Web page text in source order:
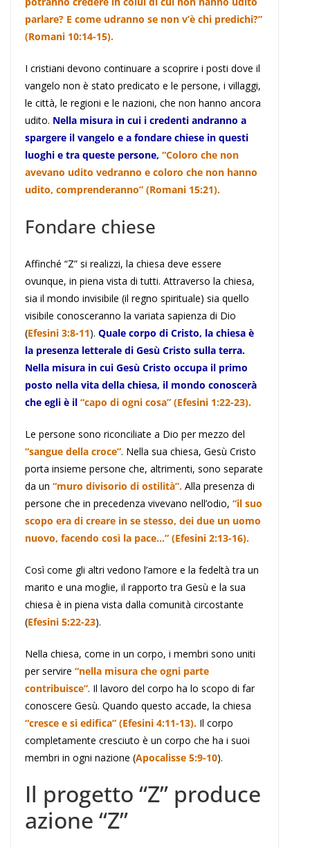
parlare? E come udranno se non v’è chi predichi?”
(Romani 10:14-15).
I cristiani devono continuare a scoprire i posti dove il
vangelo non è stato predicato e le persone, i villaggi,
le città, le regioni e le nazioni, che non hanno ancora
udito. Nella misura in cui i credenti andranno a
spargere il vangelo e a fondare chiese in questi
luoghi e tra queste persone, “Coloro che non
avevano udito vedranno e coloro che non hanno
udito, comprenderanno” (Romani 15:21).
Fondare chiese
Affinché “Z” si realizzi, la chiesa deve essere
ovunque, in piena vista di tutti. Attraverso la chiesa,
sia il mondo invisibile (il regno spirituale) sia quello
visibile conosceranno la variata sapienza di Dio
(Efesini 3:8-11). Quale corpo di Cristo, la chiesa è
la presenza letterale di Gesù Cristo sulla terra.
Nella misura in cui Gesù Cristo occupa il primo
posto nella vita della chiesa, il mondo conoscerà
che egli è il “capo di ogni cosa” (Efesini 1:22-23).
Le persone sono riconciliate a Dio per mezzo del
“sangue della croce”. Nella sua chiesa, Gesù Cristo
porta insieme persone che, altrimenti, sono separate
da un “muro divisorio di ostilità”. Alla presenza di
persone che in precedenza vivevano nell’odio, “il suo
scopo era di creare in se stesso, dei due un uomo
nuovo, facendo così la pace…” (Efesini 2:13-16).
Così come gli altri vedono l’amore e la fedeltà tra un
marito e una moglie, il rapporto tra Gesù e la sua
chiesa è in piena vista dalla comunità circostante
(Efesini 5:22-23).
Nella chiesa, come in un corpo, i membri sono uniti
per servire “nella misura che ogni parte
contribuisce”. Il lavoro del corpo ha lo scopo di far
conoscere Gesù. Quando questo accade, la chiesa
“cresce e si edifica” (Efesini 4:11-13). Il corpo
completamente cresciuto è un corpo che ha i suoi
membri in ogni nazione (Apocalisse 5:9-10).
Il progetto “Z” produce
azione “Z”